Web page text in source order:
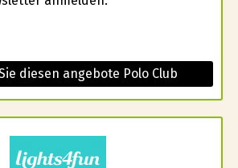
diesen angebote Polo Club